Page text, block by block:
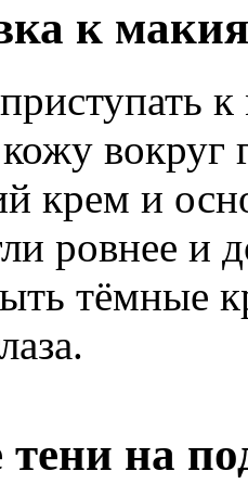
к
вокруг
крем и
ровнее и
тёмные
на